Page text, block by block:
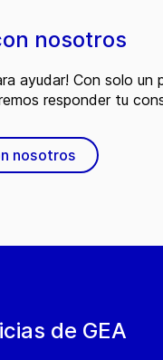
de GEA
nosotros
ayudar! Con solo un
responder tu
nosotros